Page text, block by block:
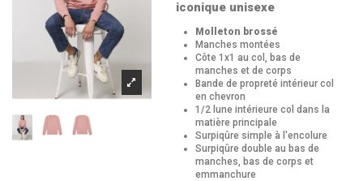
iconique unisexe
Molleton brossé
Manches montées
Côte 1x1 au col, bas de
manches et de corps
Bande de propreté intérieur col
en chevron
1/2 lune intérieure col dans la
matière principale
Surpiqûre simple à l'encolure
Surpiqûre double au bas de
manches, bas de corps et
emmanchure